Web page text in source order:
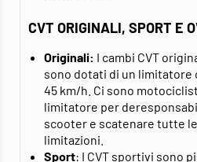
CVT ORIGINALI, SPORT E
Originali: I cambi CVT
sono dotati di un limitatore
45 km/h. Ci sono
limitatore per
scooter e scatenare tutte
limitazioni.
Sport: I CVT sportivi sono